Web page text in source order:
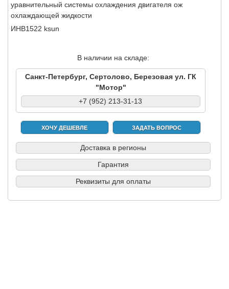
уравнительный системы охлаждения двигателя ож
охлаждающей жидкости
ИНВ1522 ksun
В наличии на складе:
Санкт-Петербург, Сертолово, Березовая ул. ГК
"Мотор"
+7 (952) 213-31-13
ХОЧУ ДЕШЕВЛЕ ЗАДАТЬ ВОПРОС
Доставка в регионы
Гарантия
Реквизиты для оплаты